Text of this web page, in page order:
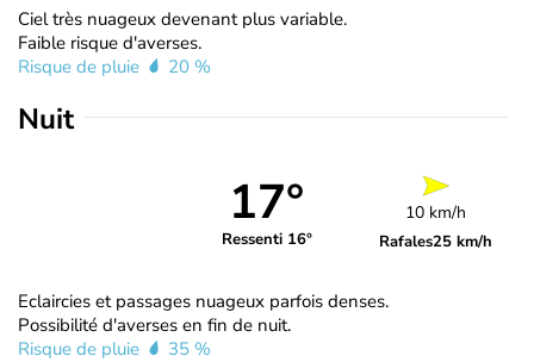
Ciel très nuageux devenant plus variable.
Faible risque d'averses.
Risque de pluie
20 %
Nuit
17°
Ressenti 16°
10 km/h
Rafales25 km/h
Eclaircies et passages nuageux parfois denses.
Possibilité d'averses en fin de nuit.
Risque de pluie
35 %